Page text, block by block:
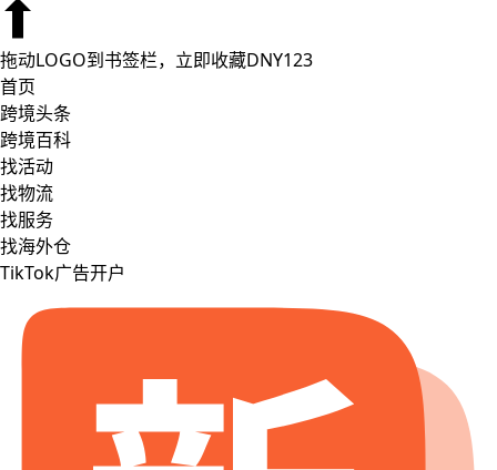
拖动LOGO到书签栏，立即收藏DNY123
首页
跨境头条
跨境百科
找活动
找物流
找服务
找海外仓
TikTok广告开户